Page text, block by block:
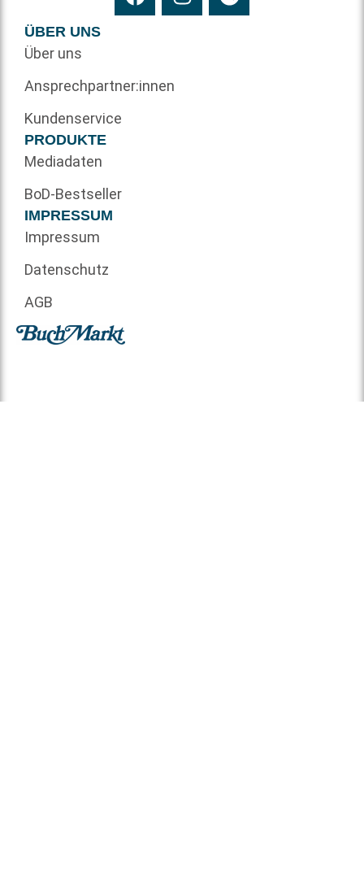
ÜBER UNS
Über uns
Ansprechpartner:innen
Kundenservice
PRODUKTE
Mediadaten
BoD-Bestseller
IMPRESSUM
Impressum
Datenschutz
AGB